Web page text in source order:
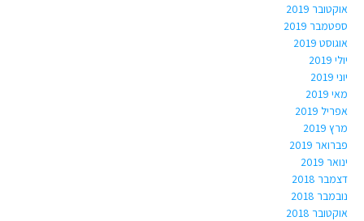
אוקטובר 2019
ספטמבר 2019
אוגוסט 2019
יולי 2019
יוני 2019
מאי 2019
אפריל 2019
מרץ 2019
פברואר 2019
ינואר 2019
דצמבר 2018
נובמבר 2018
אוקטובר 2018